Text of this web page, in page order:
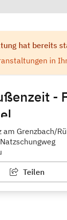
hat bereits
in
-
Ungezähmt
am Grenzbach/
Teilen